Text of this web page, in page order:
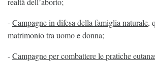
-Campagne in difesa della famiglia naturale,
matrimonio tra uomo e donna;
-Campagne per combattere le pratiche